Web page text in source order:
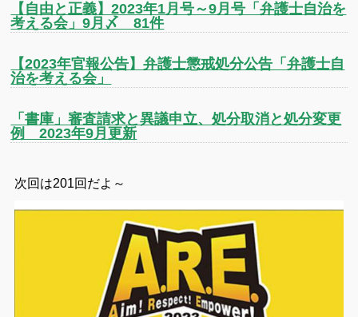
【自由と正義】2023年1月号～9月号「弁護士自治を
考える会」9月〆 81件
【2023年官報公告】弁護士懲戒処分公告「弁護士自
治を考える会」
「書庫」審査請求と異議申立、処分取消と処分変更
例 2023年9月更新
次回は201回だよ～